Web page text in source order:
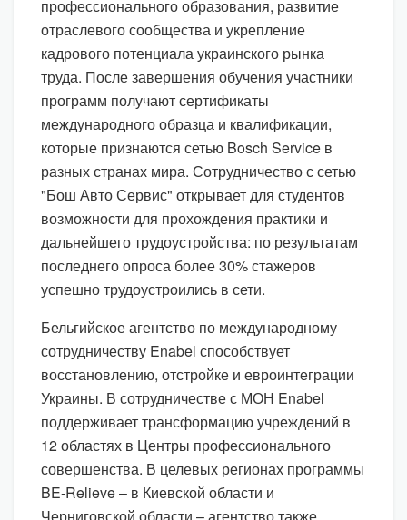
профессионального образования, развитие
отраслевого сообщества и укрепление
кадрового потенциала украинского рынка
труда. После завершения обучения участники
программ получают сертификаты
международного образца и квалификации,
которые признаются сетью Bosch Service в
разных странах мира. Сотрудничество с сетью
"Бош Авто Сервис" открывает для студентов
возможности для прохождения практики и
дальнейшего трудоустройства: по результатам
последнего опроса более 30% стажеров
успешно трудоустроились в сети.
Бельгийское агентство по международному
сотрудничеству Enabel способствует
восстановлению, отстройке и евроинтеграции
Украины. В сотрудничестве с МОН Enabel
поддерживает трансформацию учреждений в
12 областях в Центры профессионального
совершенства. В целевых регионах программы
BE-Relieve – в Киевской области и